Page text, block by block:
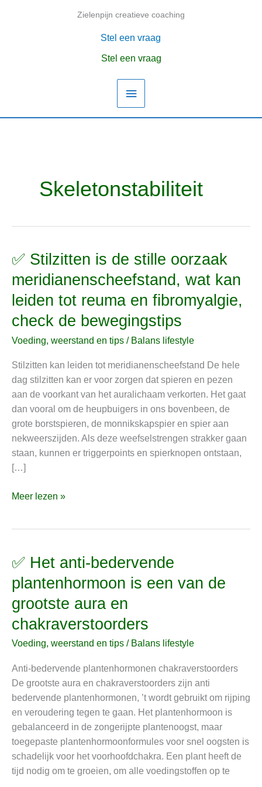
Zielenpijn creatieve coaching
Hoofdmenu
Stel een vraag
Stel een vraag
Skeletonstabiliteit
✅ Stilzitten is de stille oorzaak
meridianenscheefstand, wat kan
leiden tot reuma en fibromyalgie,
check de bewegingstips
Voeding, weerstand en tips / Balans lifestyle
Stilzitten kan leiden tot meridianenscheefstand De hele
dag stilzitten kan er voor zorgen dat spieren en pezen
aan de voorkant van het auralichaam verkorten. Het gaat
dan vooral om de heupbuigers in ons bovenbeen, de
grote borstspieren, de monnikskapspier en spier aan
nekweerszijden. Als deze weefselstrengen strakker gaan
staan, kunnen ​​er triggerpoints en spierknopen ontstaan,
[…]
✅
is
de
stille
oorzaak
meridianenscheefstand,
leiden
en
fibromyalgie,
check
de
Meer lezen »
✅ Het anti-bedervende
plantenhormoon is een van de
grootste aura en
chakraverstoorders
Voeding, weerstand en tips / Balans lifestyle
Anti-bedervende plantenhormonen chakraverstoorders
De grootste aura en chakraverstoorders zijn anti
bedervende plantenhormonen, ’t wordt gebruikt om rijping
en veroudering tegen te gaan. Het plantenhormoon is
gebalanceerd in de zongerijpte plantenoogst, maar
toegepaste plantenhormoonformules voor snel oogsten is
schadelijk voor het voorhoofdchakra. Een plant heeft de
tijd nodig om te groeien, om alle voedingstoffen op te
✅
anti-
bedervende
plantenhormoon
is
een
grootste
chakraverstoorders